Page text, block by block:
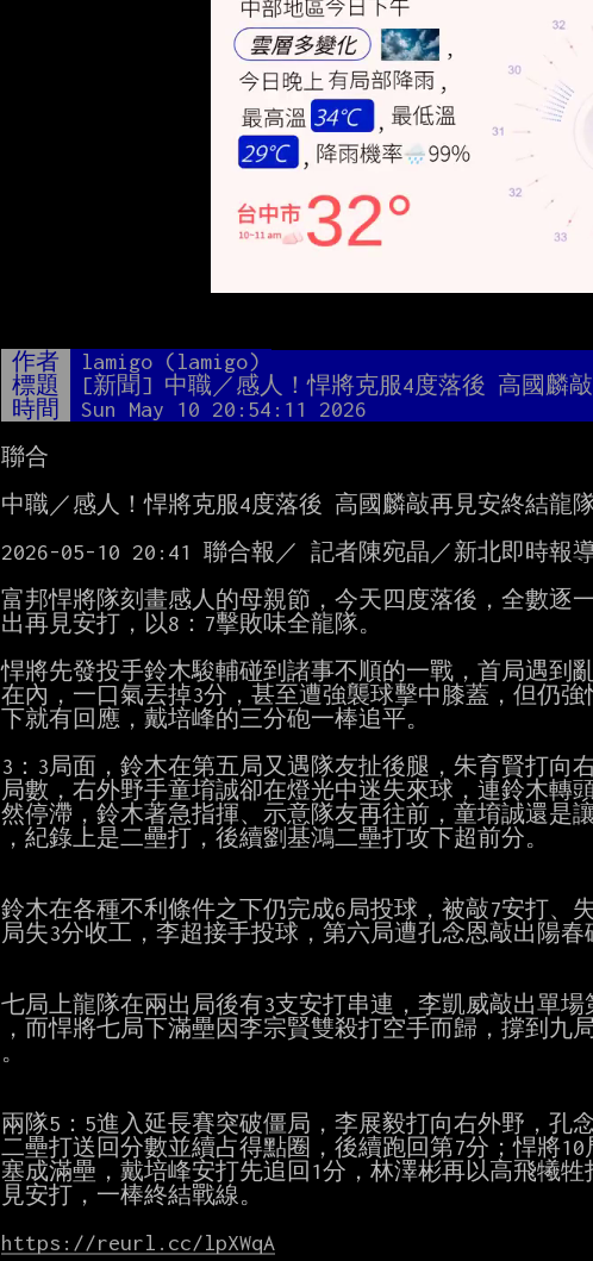
作者
lamigo (lamigo)
標題
[新聞] 中職／感人！悍將克服4度落後 高國麟
時間
Sun May 10 20:54:11 2026
聯合
中職／感人！悍將克服4度落後 高國麟敲再見安終結龍
2026-05-10 20:41 聯合報／ 記者陳宛晶／新北即時報
富邦悍將隊刻畫感人的母親節，今天四度落後，全數逐
出再見安打，以8：7擊敗味全龍隊。
悍將先發投手鈴木駿輔碰到諸事不順的一戰，首局遇到
在內，一口氣丟掉3分，甚至遭強襲球擊中膝蓋，但仍
下就有回應，戴培峰的三分砲一棒追平。
3：3局面，鈴木在第五局又遇隊友扯後腿，朱育賢打向
局數，右外野手童堉誠卻在燈光中迷失來球，連鈴木轉
然停滯，鈴木著急指揮、示意隊友再往前，童堉誠還是
，紀錄上是二壘打，後續劉基鴻二壘打攻下超前分。
鈴木在各種不利條件之下仍完成6局投球，被敲7安打、
局失3分收工，李超接手投球，第六局遭孔念恩敲出陽春
七局上龍隊在兩出局後有3支安打串連，李凱威敲出單
，而悍將七局下滿壘因李宗賢雙殺打空手而歸，撐到九
。
兩隊5：5進入延長賽突破僵局，李展毅打向右外野，孔
二壘打送回分數並續占得點圈，後續跑回第7分；悍將
塞成滿壘，戴培峰安打先追回1分，林澤彬再以高飛犧
見安打，一棒終結戰線。
https://reurl.cc/lpXWqA